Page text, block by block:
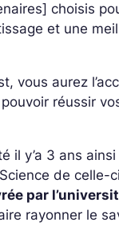
choisis
et une
vous aurez
réussir
y’a 3 ans ainsi
de celle-
par
rayonner le